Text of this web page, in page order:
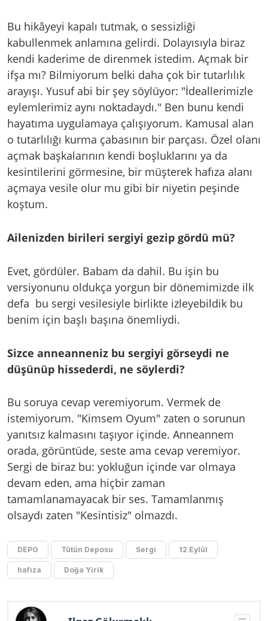
Bu hikâyeyi kapalı tutmak, o sessizliği
kabullenmek anlamına gelirdi. Dolayısıyla biraz
kendi kaderime de direnmek istedim. Açmak bir
ifşa mı? Bilmiyorum belki daha çok bir tutarlılık
arayışı. Yusuf abi bir şey söylüyor: "İdeallerimizle
eylemlerimiz aynı noktadaydı." Ben bunu kendi
hayatıma uygulamaya çalışıyorum. Kamusal alan
o tutarlılığı kurma çabasının bir parçası. Özel olanı
açmak başkalarının kendi boşluklarını ya da
kesintilerini görmesine, bir müşterek hafıza alanı
açmaya vesile olur mu gibi bir niyetin peşinde
koştum.
Ailenizden birileri sergiyi gezip gördü mü?
Evet, gördüler. Babam da dahil. Bu işin bu
versiyonunu oldukça yorgun bir dönemimizde ilk
defa bu sergi vesilesiyle birlikte izleyebildik bu
benim için başlı başına önemliydi.
Sizce anneanneniz bu sergiyi görseydi ne
düşünüp hissederdi, ne söylerdi?
Bu soruya cevap veremiyorum. Vermek de
istemiyorum. "Kimsem Oyum" zaten o sorunun
yanıtsız kalmasını taşıyor içinde. Anneannem
orada, görüntüde, seste ama cevap veremiyor.
Sergi de biraz bu: yokluğun içinde var olmaya
devam eden, ama hiçbir zaman
tamamlanamayacak bir ses. Tamamlanmış
olsaydı zaten "Kesintisiz" olmazdı.
DEPO Tütün Deposu Sergi 12 Eylül
hafıza Doğa Yirik